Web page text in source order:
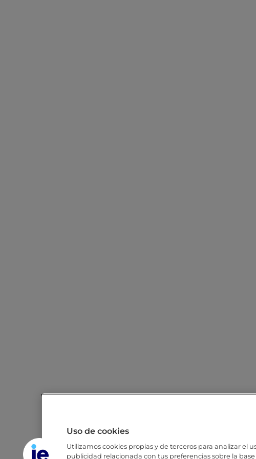
Uso de cookies
Utilizamos cookies propias y de terceros para analizar el
publicidad relacionada con tus preferencias sobre la